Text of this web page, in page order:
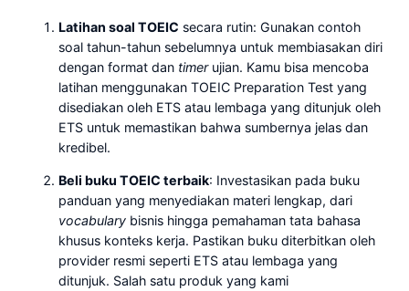
Latihan soal TOEIC secara rutin: Gunakan contoh
soal tahun-tahun sebelumnya untuk membiasakan diri
dengan format dan timerujian. Kamu bisa mencoba
latihan menggunakan TOEIC Preparation Test yang
disediakan oleh ETS atau lembaga yang ditunjuk oleh
ETS untuk memastikan bahwa sumbernya jelas dan
kredibel.
Beli buku TOEIC terbaik: Investasikan pada buku
panduan yang menyediakan materi lengkap, dari
vocabulary bisnis hingga pemahaman tata bahasa
khusus konteks kerja. Pastikan buku diterbitkan oleh
provider resmi seperti ETS atau lembaga yang
ditunjuk. Salah satu produk yang kami